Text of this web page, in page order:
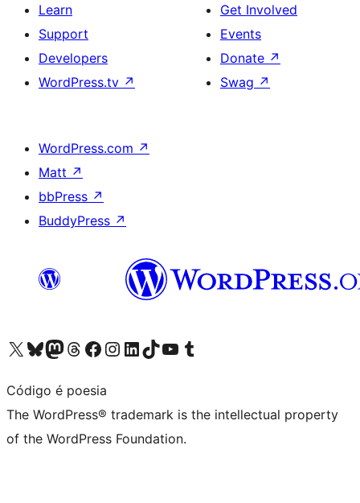
Learn
Support
Developers
WordPress.tv ↗
Get Involved
Events
Donate ↗
Swag ↗
WordPress.com ↗
Matt ↗
bbPress ↗
BuddyPress ↗
Visit our X (formerly Twitter) account
Visit our Bluesky account
Visit our Mastodon account
Visit our Threads account
Visit our Facebook page
Visit our Instagram account
Visit our LinkedIn account
Visit our TikTok account
Visit our YouTube channel
Visit our Tumblr account
Código é poesia
The WordPress® trademark is the intellectual property
of the WordPress Foundation.